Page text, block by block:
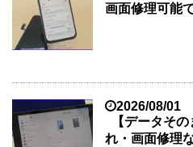
画面修理可能
2026/08/01
【データそ
れ・画面修理